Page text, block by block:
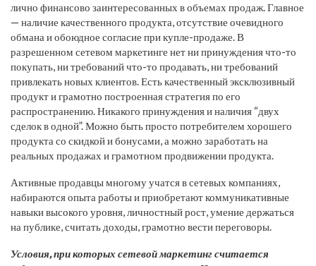
лично финансово заинтересованных в объемах продаж. Главное
— наличие качественного продукта, отсутствие очевидного
обмана и обоюдное согласие при купле-продаже. В
разрешенном сетевом маркетинге нет ни принуждения что-то
покупать, ни требований что-то продавать, ни требований
привлекать новых клиентов. Есть качественный эксклюзивный
продукт и грамотно построенная стратегия по его
распространению. Никакого принуждения и наличия “двух
сделок в одной”. Можно быть просто потребителем хорошего
продукта со скидкой и бонусами, а можно заработать на
реальных продажах и грамотном продвижении продукта.
Активные продавцы многому учатся в сетевых компаниях,
набираются опыта работы и приобретают коммуникативные
навыки высокого уровня, личностный рост, умение держаться
на публике, считать доходы, грамотно вести переговоры.
Условия, при которых сетевой маркетинг считается